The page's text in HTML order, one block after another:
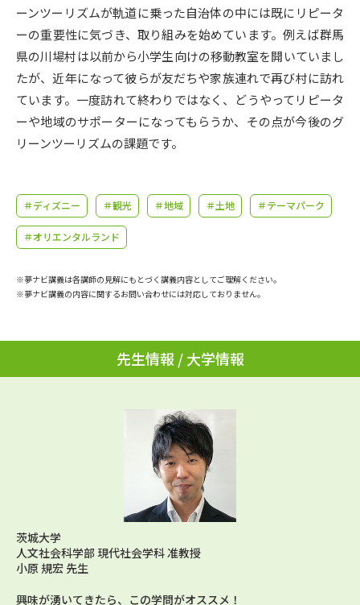
先輩が入学を決めた理由 テレメール全国一斉進学調査
新生活お役立ちガイド
学問発見
大学で学びたい学問発見
学問のミニ講義「夢ナビ講義」
学問の教科書 夢ナビライブ
ユーザーサポート
Ｑ＆Ａ よくあるご質問 大学進学IDについて
受付内容・発送状況の確認
個人情報取扱規定
テレメール進学カタログ
訂正のご案内
ーンツーリズムが軌道に乗った自治体の中には既にリピータ
ーの重要性に気づき、取り組みを始めています。例えば群馬
県の川場村は以前から小学生向けの移動教室を開いていまし
たが、近年になって彼らが友だちや家族連れで再び村に訪れ
ています。一度訪れて終わりではなく、どうやってリピータ
ーや地域のサポーターになってもらうか、その点が今後のグ
リーンツーリズムの課題です。
＃ディズニー ＃観光 ＃地域 ＃土地 ＃テーマパーク
＃オリエンタルランド
※夢ナビ講義は各講師の見解にもとづく講義内容としてご理解ください。
※夢ナビ講義の内容に関するお問い合わせには対応しておりません。
先生情報 / 大学情報
茨城大学
人文社会科学部 現代社会学科 准教授
小原 規宏 先生
興味が湧いてきたら、この学問がオススメ！